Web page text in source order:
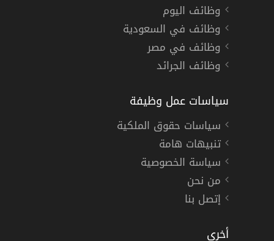
وظائف اليوم
وظائف في السعودية
وظائف في مصر
وظائف الجرائد
سياسات عمل وظيفة
سياسات حقوق الملكية
تنبيهات هامة
سياسة الخصوصية
من نحن
إتصل بنا
أخري